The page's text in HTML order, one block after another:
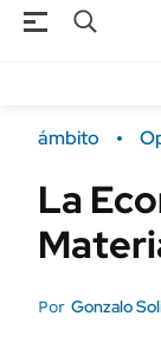
Campo
FINANZAS
ámbito
La
Por Gonzalo